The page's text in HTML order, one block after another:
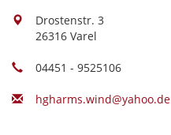
Drostenstr. 3
26316 Varel
04451 - 9525106
hgharms.wind@yahoo.de